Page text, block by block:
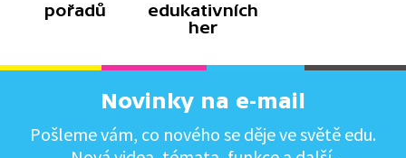
pořadů
edukativních
her
Novinky na e-mail
Pošleme vám, co nového se děje ve světě edu.